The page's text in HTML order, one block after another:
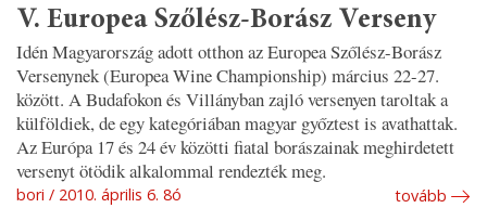
V. Europea Szőlész-Borász Verseny
Idén Magyarország adott otthon az Europea Szőlész-Borász
Versenynek (Europea Wine Championship) március 22-27.
között. A Budafokon és Villányban zajló versenyen taroltak a
külföldiek, de egy kategóriában magyar győztest is avathattak.
Az Európa 17 és 24 év közötti fiatal borászainak meghirdetett
versenyt ötödik alkalommal rendezték meg.
bori 2010. április 6. 8ó tovább